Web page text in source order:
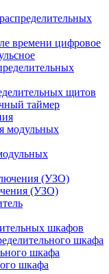
времени цифровое
щитов
таймер
(УЗО)
шкафов
шкафа
шкафа